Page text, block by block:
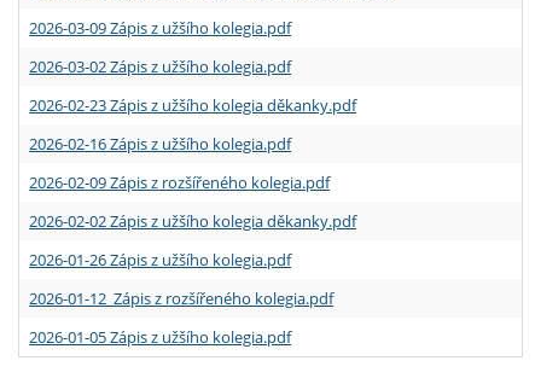
2026-03-09 Zápis z užšího kolegia.pdf
2026-03-02 Zápis z užšího kolegia.pdf
2026-02-23 Zápis z užšího kolegia děkanky.pdf
2026-02-16 Zápis z užšího kolegia.pdf
2026-02-09 Zápis z rozšířeného kolegia.pdf
2026-02-02 Zápis z užšího kolegia děkanky.pdf
2026-01-26 Zápis z užšího kolegia.pdf
2026-01-12 Zápis z rozšířeného kolegia.pdf
2026-01-05 Zápis z užšího kolegia.pdf